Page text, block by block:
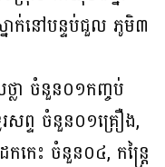
ាក់នៅបន្ទប់ជួល ភូមិ៣
លា ចំនួន០១កញ្ចប់
សព្ទ ចំនួន០១គ្រឿង,
េះ ចំនួន០៤, កន្ដ្រៃ